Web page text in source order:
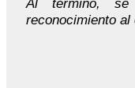
Al término, se
reconocimiento